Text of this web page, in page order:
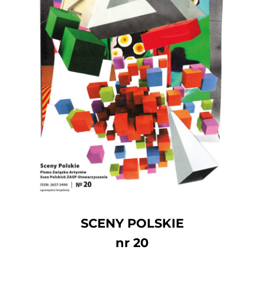
SCENY POLSKIE
nr 20